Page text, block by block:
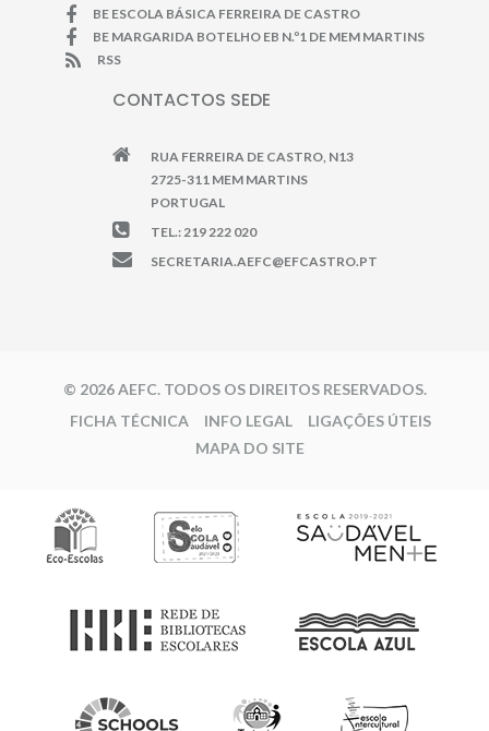
BE ESCOLA BÁSICA FERREIRA DE CASTRO
BE MARGARIDA BOTELHO EB N.º1 DE MEM MARTINS
RSS
CONTACTOS SEDE
RUA FERREIRA DE CASTRO, N13
2725-311 MEM MARTINS
PORTUGAL
TEL.: 219 222 020
SECRETARIA.AEFC@EFCASTRO.PT
© 2026 AEFC. TODOS OS DIREITOS RESERVADOS.
FICHA TÉCNICA
INFO LEGAL
LIGAÇÕES ÚTEIS
MAPA DO SITE